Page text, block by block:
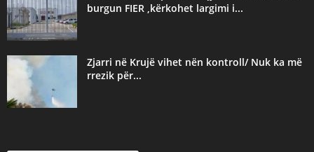
burgun FIER ,kërkohet largimi i...
Zjarri në Krujë vihet nën kontroll/ Nuk ka më
rrezik për...